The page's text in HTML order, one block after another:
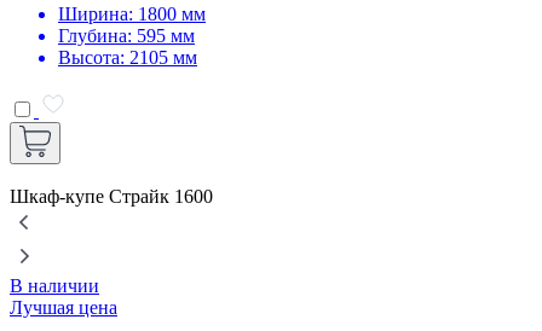
Ширина: 1800 мм
Глубина: 595 мм
Высота: 2105 мм
Шкаф-купе Страйк 1600
В наличии
Лучшая цена